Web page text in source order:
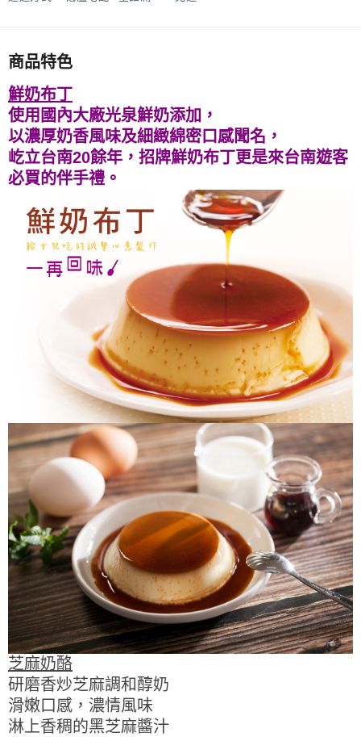
商品特色
鮮奶布丁
使用國內大廠光泉鮮奶添加，
以濃厚奶香風味及細緻綿密口感聞名，
屹立台南20餘年，招牌鮮奶布丁更是來台南遊客
必買的伴手禮。
芝麻奶酪
研磨香炒芝麻調和醇奶
滑嫩口感，濃情風味
淋上香稠的黑芝麻醬汁